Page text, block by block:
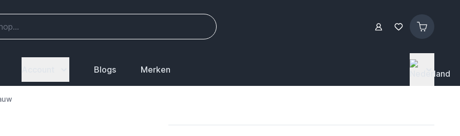
Blogs Merken